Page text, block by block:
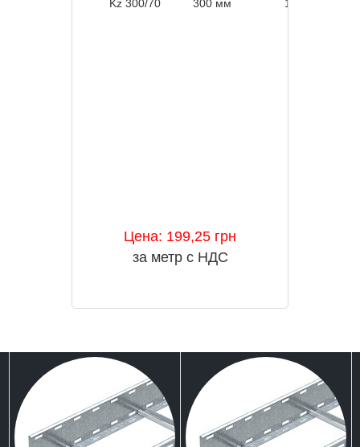
Kz 300/70
300 мм 1,2 мм
Цена: 199,25 грн
за метр с НДС